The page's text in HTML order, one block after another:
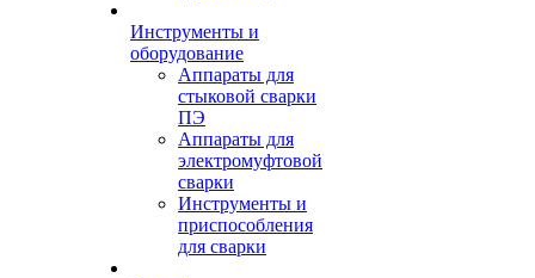
Инструменты и
оборудование
Аппараты для
стыковой сварки
ПЭ
Аппараты для
электромуфтовой
сварки
Инструменты и
приспособления
для сварки